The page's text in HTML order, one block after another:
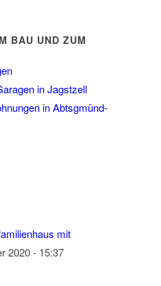
BAU UND ZUM
in Jagstzell
in Abtsgmünd-
mit
2020 - 15:37